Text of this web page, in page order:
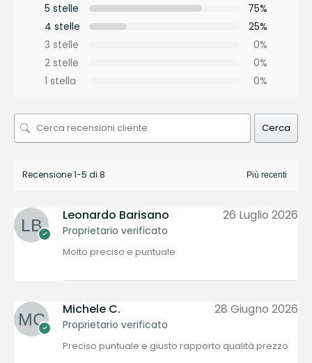
5 stelle
75%
4 stelle
25%
3 stelle
0%
2 stelle
0%
1 stella
0%
Cerca
Recensione 1-5 di 8
Leonardo Barisano
Proprietario verificato
26 Luglio 2026
Molto preciso e puntuale
Michele C.
Proprietario verificato
28 Giugno 2026
Preciso puntuale e giusto rapporto qualità prezzo